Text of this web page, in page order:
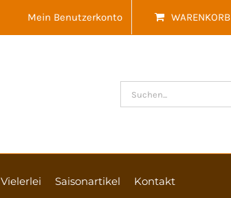
Mein Benutzerkonto WARENKORB
Suche
nach:
Vielerlei Saisonartikel Kontakt